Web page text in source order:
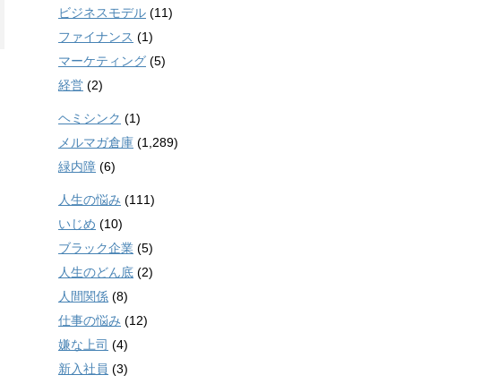
ビジネスモデル (11)
ファイナンス (1)
マーケティング (5)
経営 (2)
ヘミシンク (1)
メルマガ倉庫 (1,289)
緑内障 (6)
人生の悩み (111)
いじめ (10)
ブラック企業 (5)
人生のどん底 (2)
人間関係 (8)
仕事の悩み (12)
嫌な上司 (4)
新入社員 (3)